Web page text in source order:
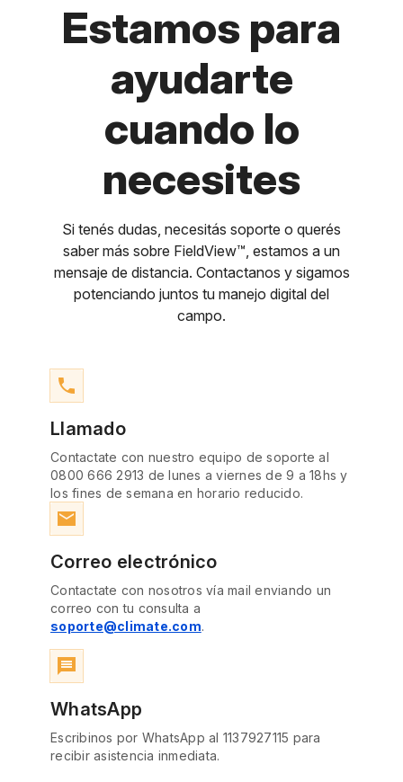
Estamos para
ayudarte
cuando lo
necesites
Si tenés dudas, necesitás soporte o querés
saber más sobre FieldView™, estamos a un
mensaje de distancia. Contactanos y sigamos
potenciando juntos tu manejo digital del
campo.
phone
Llamado
Contactate con nuestro equipo de soporte al
0800 666 2913 de lunes a viernes de 9 a 18hs y
los fines de semana en horario reducido.
email
Correo electrónico
Contactate con nosotros vía mail enviando un
correo con tu consulta a
soporte@climate.com.
message
WhatsApp
Escribinos por WhatsApp al 1137927115 para
recibir asistencia inmediata.